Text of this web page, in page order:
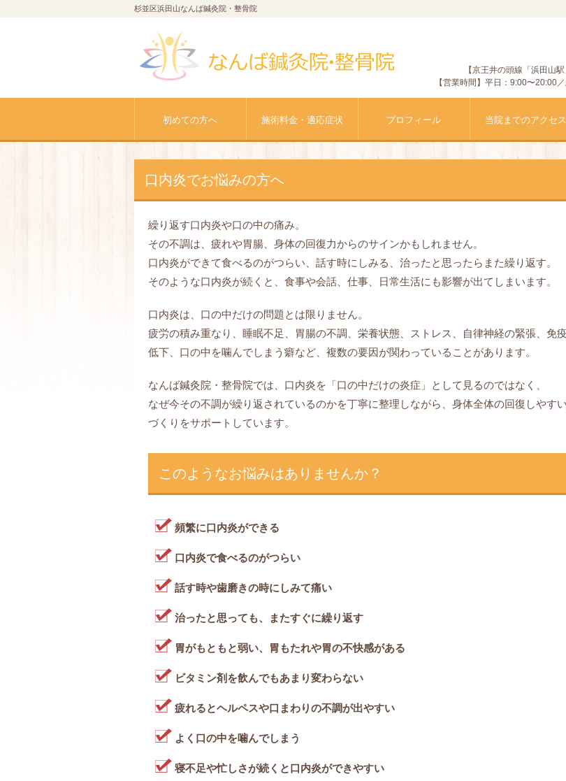
杉並区浜田山なんば鍼灸院・整骨院
【京王井の頭線「浜田山
【営業時間】平日：9:00〜20:00
初めての方へ 施術料金・適応症状 プロフィール 当院までのアクセス
口内炎でお悩みの方へ
繰り返す口内炎や口の中の痛み。
その不調は、疲れや胃腸、身体の回復力からのサインかもしれません。
口内炎ができて食べるのがつらい、話す時にしみる、治ったと思ったらまた繰り返す。
そのような口内炎が続くと、食事や会話、仕事、日常生活にも影響が出てしまいます。
口内炎は、口の中だけの問題とは限りません。
疲労の積み重なり、睡眠不足、胃腸の不調、栄養状態、ストレス、自律神経の緊張、免
低下、口の中を噛んでしまう癖など、複数の要因が関わっていることがあります。
なんば鍼灸院・整骨院では、口内炎を「口の中だけの炎症」として見るのではなく、
なぜ今その不調が繰り返されているのかを丁寧に整理しながら、身体全体の回復しやす
づくりをサポートしています。
このようなお悩みはありませんか？
頻繁に口内炎ができる
口内炎で食べるのがつらい
話す時や歯磨きの時にしみて痛い
治ったと思っても、またすぐに繰り返す
胃がもともと弱い、胃もたれや胃の不快感がある
ビタミン剤を飲んでもあまり変わらない
疲れるとヘルペスや口まわりの不調が出やすい
よく口の中を噛んでしまう
寝不足や忙しさが続くと口内炎ができやすい